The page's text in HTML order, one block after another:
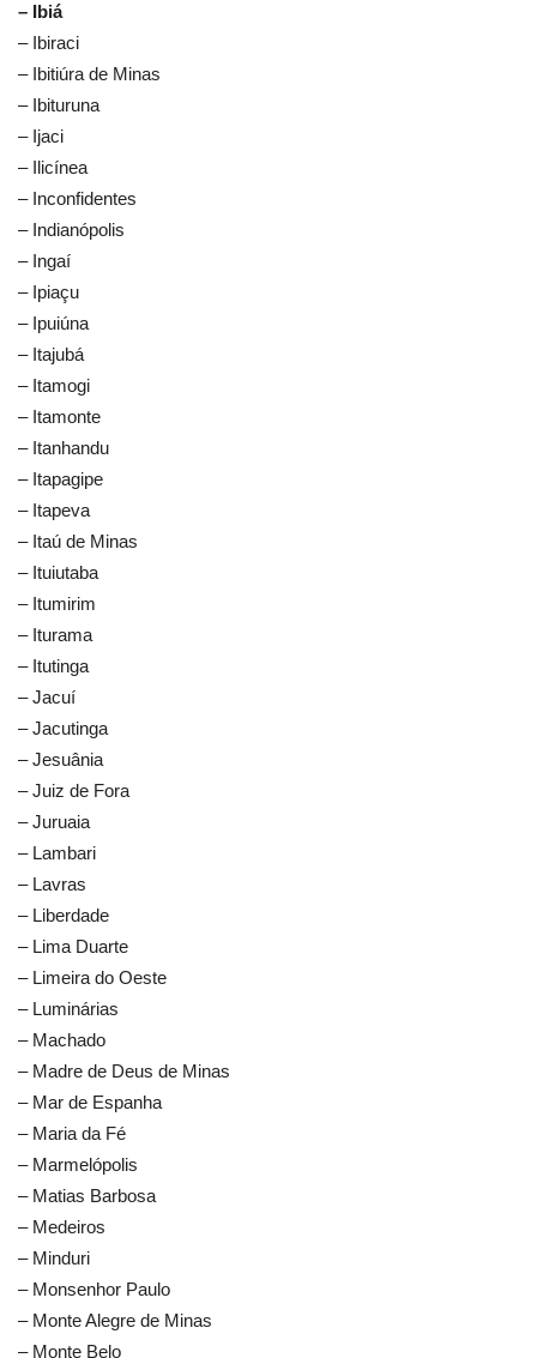
– Ibiá
– Ibiraci
– Ibitiúra de Minas
– Ibituruna
– Ijaci
– Ilicínea
– Inconfidentes
– Indianópolis
– Ingaí
– Ipiaçu
– Ipuiúna
– Itajubá
– Itamogi
– Itamonte
– Itanhandu
– Itapagipe
– Itapeva
– Itaú de Minas
– Ituiutaba
– Itumirim
– Iturama
– Itutinga
– Jacuí
– Jacutinga
– Jesuânia
– Juiz de Fora
– Juruaia
– Lambari
– Lavras
– Liberdade
– Lima Duarte
– Limeira do Oeste
– Luminárias
– Machado
– Madre de Deus de Minas
– Mar de Espanha
– Maria da Fé
– Marmelópolis
– Matias Barbosa
– Medeiros
– Minduri
– Monsenhor Paulo
– Monte Alegre de Minas
– Monte Belo